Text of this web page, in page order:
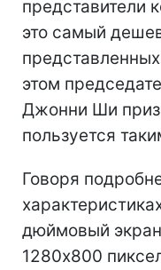
представители
это самый
этом
Джонни Ши
пользуется
Говоря
дюймовый
1280х800